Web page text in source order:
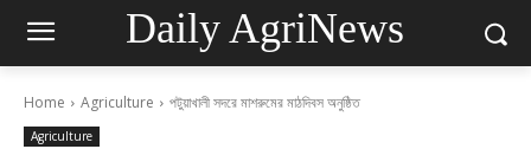
Daily AgriNews
Home Agriculture পটুয়াখালী সদরে মাশরুমের মাঠদিবস অনুষ্ঠিত
Agriculture